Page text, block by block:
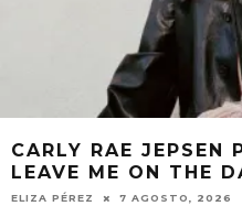
CARLY RAE JEPSEN
LEAVE ME ON THE
ELIZA PÉREZ 7 AGOSTO, 2026